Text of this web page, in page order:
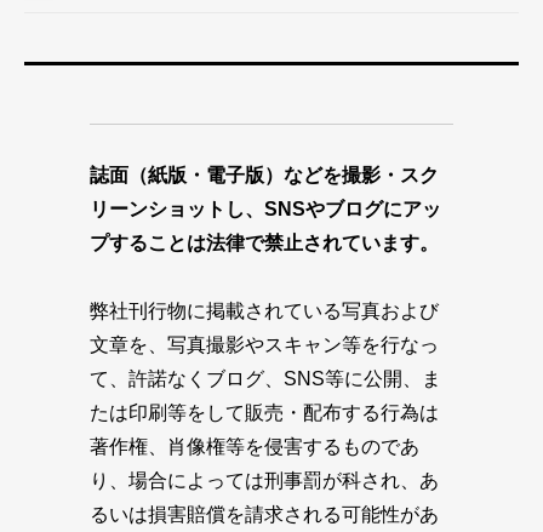
誌面（紙版・電子版）などを撮影・スク
リーンショットし、SNSやブログにアッ
プすることは法律で禁止されています。
弊社刊行物に掲載されている写真および
文章を、写真撮影やスキャン等を行なっ
て、許諾なくブログ、SNS等に公開、ま
たは印刷等をして販売・配布する行為は
著作権、肖像権等を侵害するものであ
り、場合によっては刑事罰が科され、あ
るいは損害賠償を請求される可能性があ